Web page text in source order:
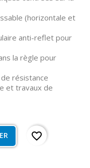
(horizontale et
anti-reflet pour
la règle pour
résistance
et travaux de
favorite_border